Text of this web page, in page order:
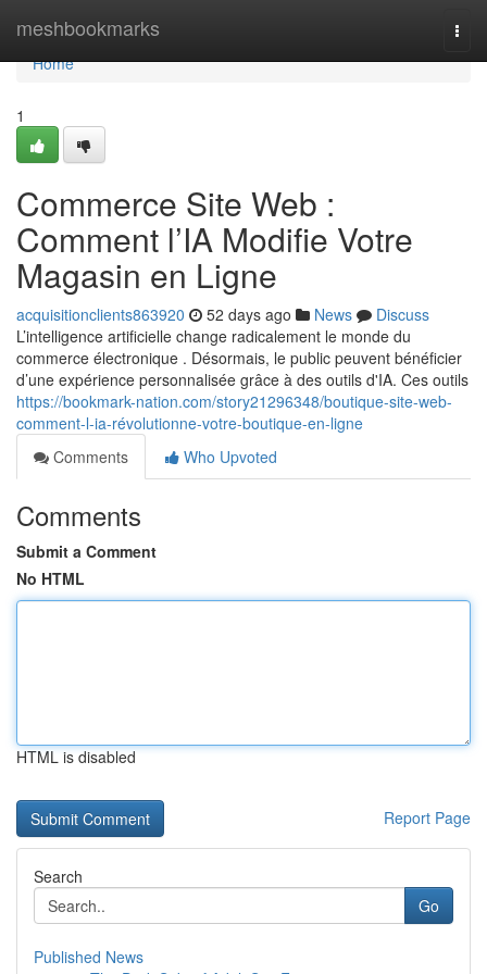
meshbookmarks
Home
Home
1
Commerce Site Web :
Comment l’IA Modifie Votre
Magasin en Ligne
acquisitionclients863920 52 days ago News
Discuss
L’intelligence artificielle change radicalement le monde du
commerce électronique . Désormais, le public peuvent bénéficier
d’une expérience personnalisée grâce à des outils d'IA. Ces outils
https://bookmark-nation.com/story21296348/boutique-site-web-
comment-l-ia-révolutionne-votre-boutique-en-ligne
Comments
Who Upvoted
Comments
Submit a Comment
No HTML
HTML is disabled
Report Page
Search
Go
Published News